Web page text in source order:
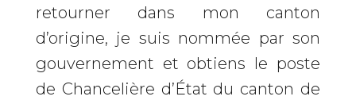
retourner dans mon canton
d’origine, je suis nommée par son
gouvernement et obtiens le poste
de Chancelière d’État du canton de